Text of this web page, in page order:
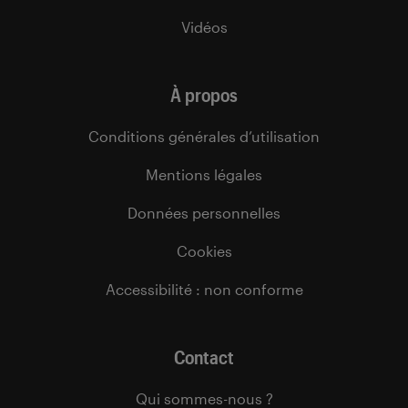
Vidéos
À propos
Conditions générales d’utilisation
Mentions légales
Données personnelles
Cookies
Accessibilité : non conforme
Contact
Qui sommes-nous ?